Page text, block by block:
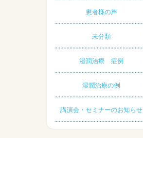
患者様の声
未分類
湿潤治療 症例
湿潤治療の例
講演会・セミナーのお知らせ